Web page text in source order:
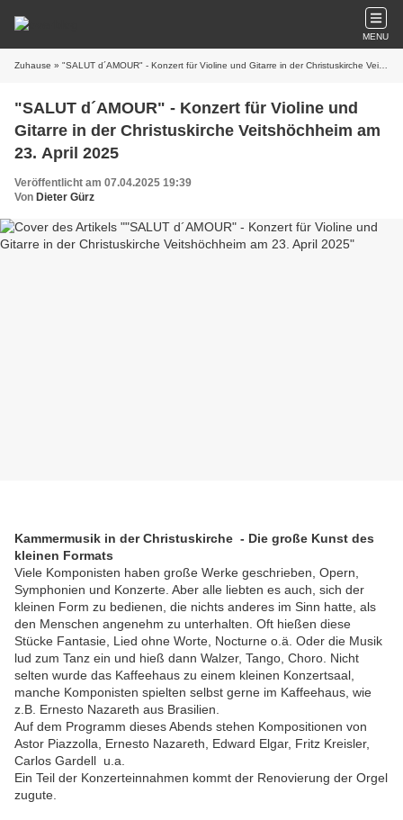
MENU
Zuhause » "SALUT d´AMOUR" - Konzert für Violine und Gitarre in der Christuskirche Veitshöchheim am 23. April 2025
"SALUT d´AMOUR" - Konzert für Violine und
Gitarre in der Christuskirche Veitshöchheim am
23. April 2025
Veröffentlicht am 07.04.2025 19:39
Von Dieter Gürz
Kammermusik in der Christuskirche - Die große Kunst des
kleinen Formats
Viele Komponisten haben große Werke geschrieben, Opern,
Symphonien und Konzerte. Aber alle liebten es auch, sich der
kleinen Form zu bedienen, die nichts anderes im Sinn hatte, als
den Menschen angenehm zu unterhalten. Oft hießen diese
Stücke Fantasie, Lied ohne Worte, Nocturne o.ä. Oder die Musik
lud zum Tanz ein und hieß dann Walzer, Tango, Choro. Nicht
selten wurde das Kaffeehaus zu einem kleinen Konzertsaal,
manche Komponisten spielten selbst gerne im Kaffeehaus, wie
z.B. Ernesto Nazareth aus Brasilien.
Auf dem Programm dieses Abends stehen Kompositionen von
Astor Piazzolla, Ernesto Nazareth, Edward Elgar, Fritz Kreisler,
Carlos Gardell u.a.
Ein Teil der Konzerteinnahmen kommt der Renovierung der Orgel
zugute.